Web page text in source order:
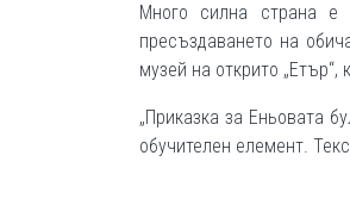
Много силна страна е
пресъздаването на
музей на открито
„Приказка за Еньовата
обучителен елемент.